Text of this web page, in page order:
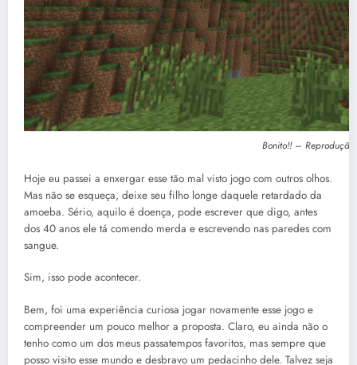
Bonito!! –
Hoje eu passei a enxergar esse tão mal visto jogo com outros olhos.
Mas não se esqueça, deixe seu filho longe daquele retardado da
amoeba. Sério, aquilo é doença, pode escrever que digo, antes
dos 40 anos ele tá comendo merda e escrevendo nas paredes com
sangue.
Sim, isso pode acontecer.
Bem, foi uma experiência curiosa jogar novamente esse jogo e
compreender um pouco melhor a proposta. Claro, eu ainda não o
tenho como um dos meus passatempos favoritos, mas sempre que
posso visito esse mundo e desbravo um pedacinho dele. Talvez seja